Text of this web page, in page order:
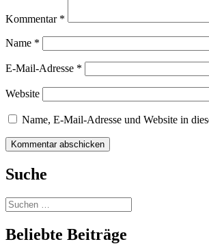
Kommentar *
Name *
E-Mail-Adresse *
Website
Name, E-Mail-Adresse und Website in
Suche
Beliebte Beiträge